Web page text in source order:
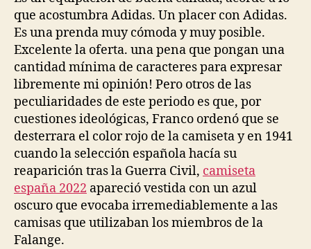
que acostumbra Adidas. Un placer con Adidas.
Es una prenda muy cómoda y muy posible.
Excelente la oferta. una pena que pongan una
cantidad mínima de caracteres para expresar
libremente mi opinión! Pero otros de las
peculiaridades de este periodo es que, por
cuestiones ideológicas, Franco ordenó que se
desterrara el color rojo de la camiseta y en 1941
cuando la selección española hacía su
reaparición tras la Guerra Civil, camiseta
españa 2022 apareció vestida con un azul
oscuro que evocaba irremediablemente a las
camisas que utilizaban los miembros de la
Falange.